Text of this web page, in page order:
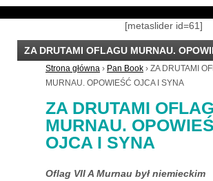
[metaslider id=61]
ZA DRUTAMI OFLAGU MURNAU.
I SYNAStrona główna › Pan Book › ZA DRUTAMI
MURNAU. OPOWIEŚĆ OJCA I SYNA
ZA DRUTAMI
MURNAU.
OJCA I SYNA
Oflag VII A Murnau był niemieckim